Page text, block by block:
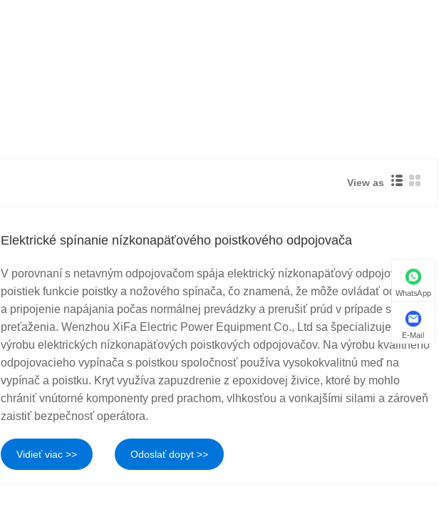
View as
Elektrické spínanie nízkonapäťového poistkového odpojovača
V porovnaní s netavným odpojovačom spája elektrický nízkonapäťový odpojovač
poistiek funkcie poistky a nožového spínača, čo znamená, že môže ovládať odpojenie
a pripojenie napájania počas normálnej prevádzky a prerušiť prúd v prípade skratu a
preťaženia. Wenzhou XiFa Electric Power Equipment Co., Ltd sa špecializuje na
výrobu elektrických nízkonapäťových poistkových odpojovačov. Na výrobu kvalitného
odpojovacieho vypínača s poistkou spoločnosť používa vysokokvalitnú meď na
vypínač a poistku. Kryt využíva zapuzdrenie z epoxidovej živice, ktoré by mohlo
chrániť vnútorné komponenty pred prachom, vlhkosťou a vonkajšími silami a zároveň
zaistiť bezpečnosť operátora.
Vidieť viac >> Odoslať dopyt >>
WhatsApp
E-Mail